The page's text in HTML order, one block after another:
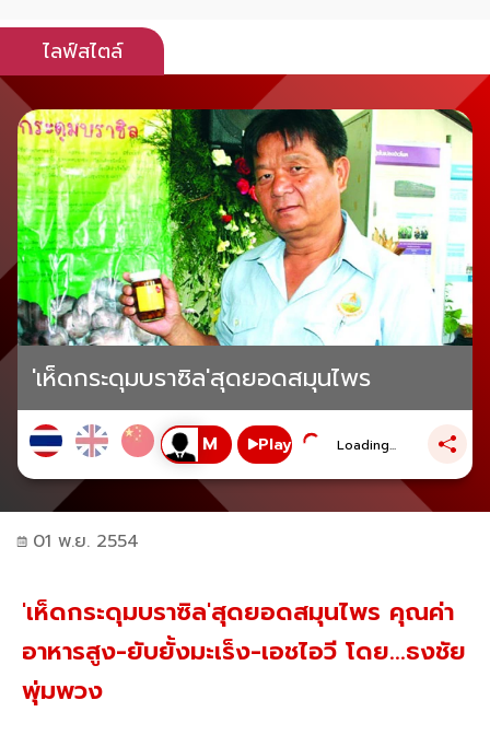
ไลฟ์สไตล์
'เห็ดกระดุมบราซิล'สุดยอดสมุนไพร
Play Loading...
01 พ.ย. 2554
'เห็ดกระดุมบราซิล'สุดยอดสมุนไพร คุณค่า
อาหารสูง-ยับยั้งมะเร็ง-เอชไอวี โดย...ธงชัย
พุ่มพวง